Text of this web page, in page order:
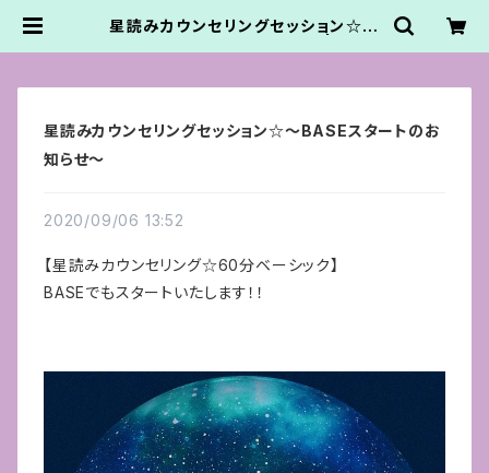
星読みカウンセリングセッション☆〜
星読みカウンセリングセッション☆〜BASEスタートのお
知らせ〜
2020/09/06 13:52
【星読みカウンセリング☆60分ベーシック】
BASEでもスタートいたします！！